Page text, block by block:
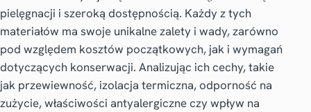
pielęgnacji i szeroką dostępnością. Każdy z tych
materiałów ma swoje unikalne zalety i wady, zarówno
pod względem kosztów początkowych, jak i wymagań
dotyczących konserwacji. Analizując ich cechy, takie
jak przewiewność, izolacja termiczna, odporność na
zużycie, właściwości antyalergiczne czy wpływ na